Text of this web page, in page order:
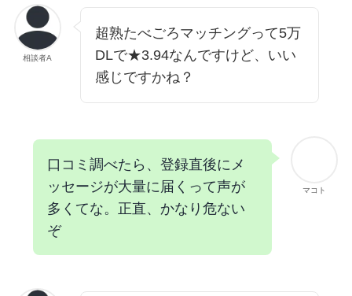
相談者A
超熟たべごろマッチングって5万
DLで★3.94なんですけど、いい
感じですかね？
マコト
口コミ調べたら、登録直後にメ
ッセージが大量に届くって声が
多くてな。正直、かなり危ない
ぞ